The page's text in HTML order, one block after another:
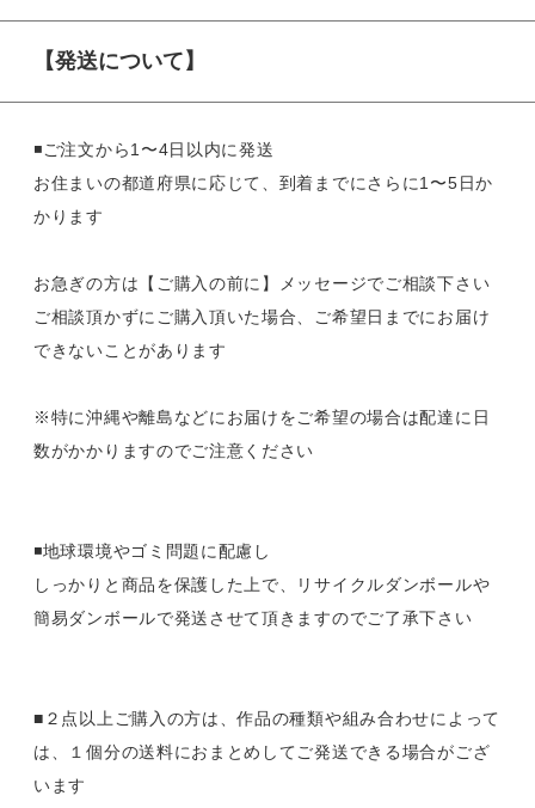
【発送について】
◾️ご注文から1〜4日以内に発送
お住まいの都道府県に応じて、到着までにさらに1〜5日か
かります
お急ぎの方は【ご購入の前に】メッセージでご相談下さい
ご相談頂かずにご購入頂いた場合、ご希望日までにお届け
できないことがあります
※特に沖縄や離島などにお届けをご希望の場合は配達に日
数がかかりますのでご注意ください
◾️地球環境やゴミ問題に配慮し
しっかりと商品を保護した上で、リサイクルダンボールや
簡易ダンボールで発送させて頂きますのでご了承下さい
■２点以上ご購入の方は、作品の種類や組み合わせによって
は、１個分の送料におまとめしてご発送できる場合がござ
います